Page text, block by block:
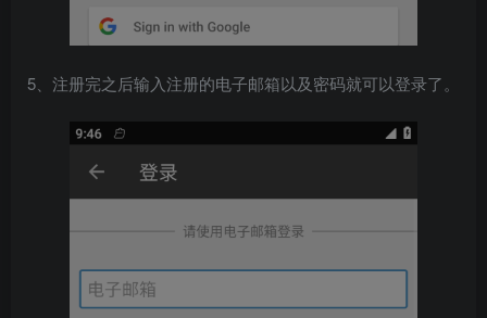
5、注册完之后输入注册的电子邮箱以及密码就可以登录了。